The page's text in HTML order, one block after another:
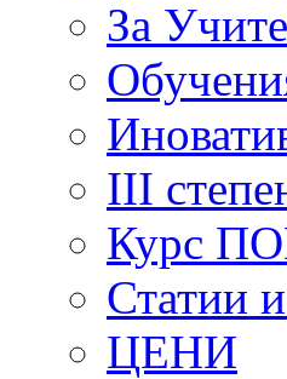
За
III
Курс
Статии
ЦЕНИ